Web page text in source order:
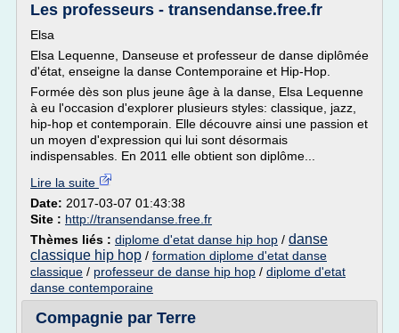
Les professeurs - transendanse.free.fr
Elsa
Elsa Lequenne, Danseuse et professeur de danse diplômée
d'état, enseigne la danse Contemporaine et Hip-Hop.
Formée dès son plus jeune âge à la danse, Elsa Lequenne
à eu l'occasion d'explorer plusieurs styles: classique, jazz,
hip-hop et contemporain. Elle découvre ainsi une passion et
un moyen d'expression qui lui sont désormais
indispensables. En 2011 elle obtient son diplôme...
Lire la suite
Date: 2017-03-07 01:43:38
Site : http://transendanse.free.fr
Thèmes liés : diplome d'etat danse hip hop / danse
classique hip hop / formation diplome d'etat danse
classique / professeur de danse hip hop / diplome d'etat
danse contemporaine
Compagnie par Terre